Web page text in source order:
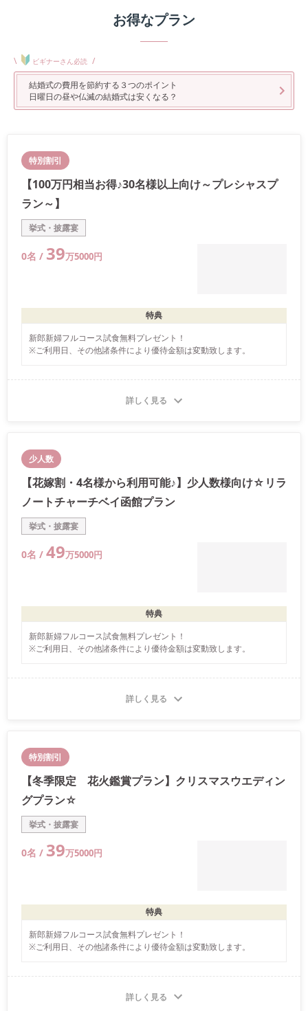
お得なプラン
\ ビギナーさん必読 /
結婚式の費用を節約する３つのポイント
日曜日の昼や仏滅の結婚式は安くなる？
特別割引
【100万円相当お得♪30名様以上向け～プレシャスプ
ラン～】
挙式・披露宴
0名 / 39万5000円
特典
新郎新婦フルコース試食無料プレゼント！
※ご利用日、その他諸条件により優待金額は変動致します。
詳しく見る
少人数
【花嫁割・4名様から利用可能♪】少人数様向け☆リラ
ノートチャーチベイ函館プラン
挙式・披露宴
0名 / 49万5000円
特典
新郎新婦フルコース試食無料プレゼント！
※ご利用日、その他諸条件により優待金額は変動致します。
詳しく見る
特別割引
【冬季限定 花火鑑賞プラン】クリスマスウエディン
グプラン☆
挙式・披露宴
0名 / 39万5000円
特典
新郎新婦フルコース試食無料プレゼント！
※ご利用日、その他諸条件により優待金額は変動致します。
詳しく見る